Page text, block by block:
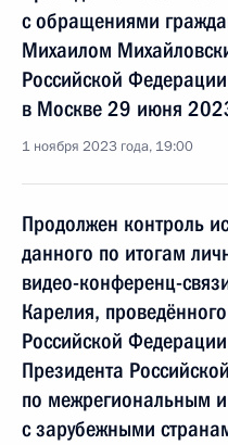
с обращениями
Михаилом
Российской
в Москве 29 июня
1 ноября 2023 года, 19:00
Продолжен контроль
данного по итогам
видео-конференц-
Карелия,
Российской
Президента
по межрегиональным
с зарубежными